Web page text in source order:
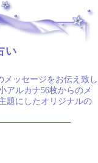
い
メッセージをお伝え致し
アルカナ56枚からのメ
題にしたオリジナルの